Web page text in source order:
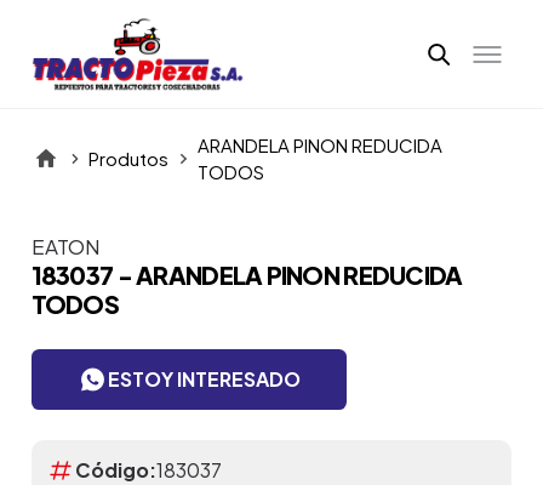
Produtos
ARANDELA PINON REDUCIDA
TODOS
Itens da Galeria
EATON
183037 - ARANDELA PINON REDUCIDA
TODOS
ESTOY INTERESADO
Código:183037